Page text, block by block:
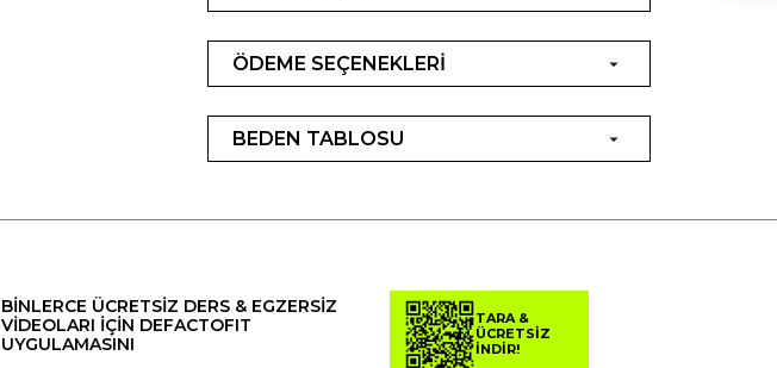
ÖDEME SEÇENEKLERİ
BEDEN TABLOSU
BİNLERCE ÜCRETSİZ DERS & EGZERSİZ
VİDEOLARI İÇİN DEFACTOFIT
UYGULAMASINI
TARA &
ÜCRETSİZ
İNDİR!